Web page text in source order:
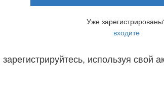
Уже
входите
используя свой